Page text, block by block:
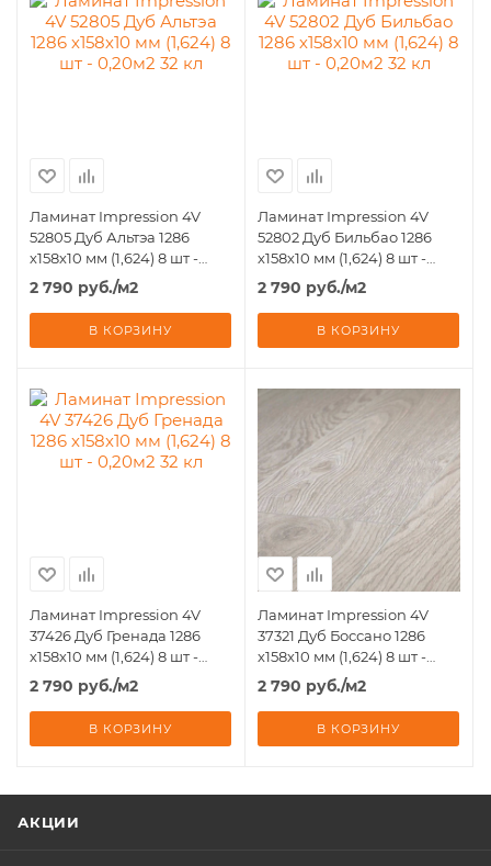
Ламинат Impression 4V
52805 Дуб Альтэа 1286
х158х10 мм (1,624) 8 шт -
0,20м2 32 кл
2 790 руб./м2
В КОРЗИНУ
Ламинат Impression 4V
52802 Дуб Бильбао 1286
х158х10 мм (1,624) 8 шт -
0,20м2 32 кл
2 790 руб./м2
В КОРЗИНУ
Ламинат Impression 4V
37426 Дуб Гренада 1286
х158х10 мм (1,624) 8 шт -
0,20м2 32 кл
2 790 руб./м2
В КОРЗИНУ
Ламинат Impression 4V
37321 Дуб Боссано 1286
х158х10 мм (1,624) 8 шт -
0,20м2 32 кл
2 790 руб./м2
В КОРЗИНУ
АКЦИИ